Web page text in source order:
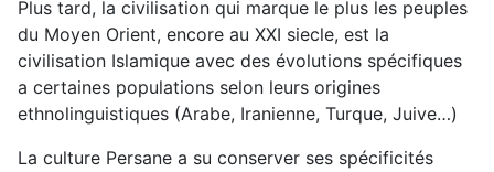
Plus tard, la civilisation qui marque le plus les peuples
du Moyen Orient, encore au XXI siecle, est la
civilisation Islamique avec des évolutions spécifiques
a certaines populations selon leurs origines
ethnolinguistiques (Arabe, Iranienne, Turque, Juive…)
La culture Persane a su conserver ses spécificités